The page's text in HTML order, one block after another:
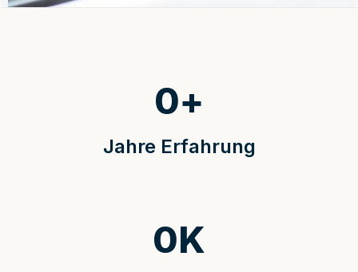
Jahre Erfahrung
0+
0K